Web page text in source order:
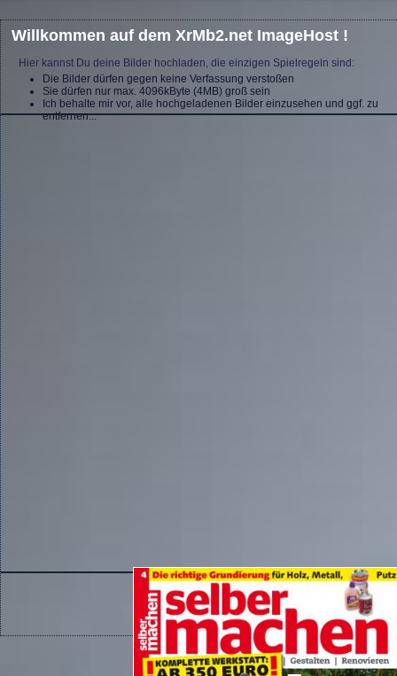
Willkommen auf dem XrMb2.net ImageHost !
Hier kannst Du deine Bilder hochladen, die einzigen Spielregeln sind:
Die Bilder dürfen gegen keine Verfassung verstoßen
Sie dürfen nur max. 4096kByte (4MB) groß sein
Ich behalte mir vor, alle hochgeladenen Bilder einzusehen und ggf. zu
entfernen...